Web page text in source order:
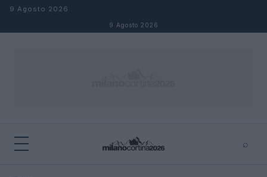
Salta al contenuto
9 Agosto 2026
9 Agosto 2026
⌕